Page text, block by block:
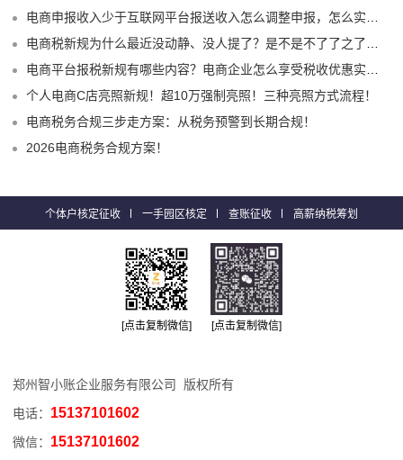
电商申报收入少于互联网平台报送收入怎么调整申报，怎么实现合规申报享受税收优惠！
电商税新规为什么最近没动静、没人提了？是不是不了了之了嘛？
电商平台报税新规有哪些内容？电商企业怎么享受税收优惠实现税务合规？
个人电商C店亮照新规！超10万强制亮照！三种亮照方式流程！
电商税务合规三步走方案：从税务预警到长期合规！
2026电商税务合规方案！
个体户核定征收 一手园区核定 查账征收 高薪纳税筹划
[点击复制微信] [点击复制微信]
郑州智小账企业服务有限公司 版权所有
电话： 15137101602
微信： 15137101602